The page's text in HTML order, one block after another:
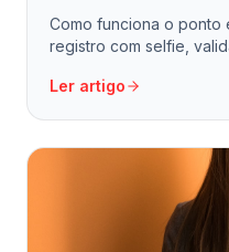
Como funciona o ponto
registro com selfie,
Ler artigo